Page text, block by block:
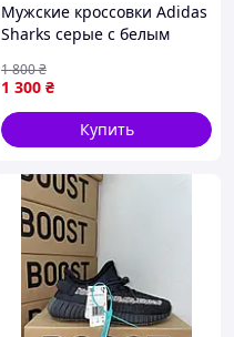
Мужские кроссовки Adidas
Sharks серые с белым
1 300 ₴
1 800₴
Купить